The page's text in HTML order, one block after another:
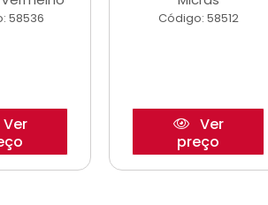
58536
Ver
Código: 58512
Ver
preço